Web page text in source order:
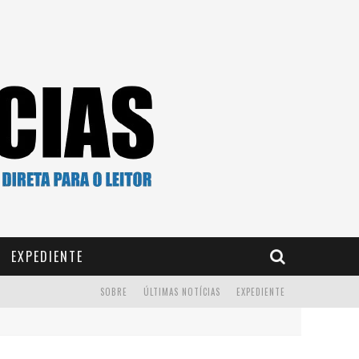
EXPEDIENTE
EXPEDIENTE
ÚLTIMAS NOTÍCIAS
SOBRE